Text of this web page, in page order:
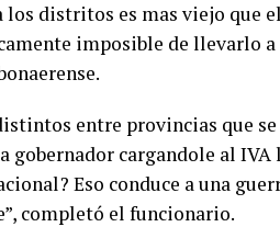
los distritos es mas viejo que
imposible de llevarlo a
entre provincias que
gobernador cargandole al
Eso conduce a una
completó el funcionario.